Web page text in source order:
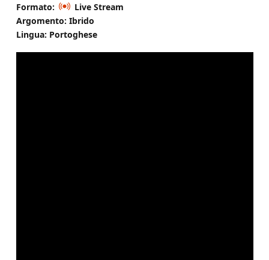
Formato:
Live Stream
Argomento: Ibrido
Lingua: Portoghese